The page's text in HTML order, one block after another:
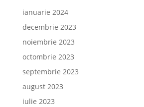
ianuarie 2024
decembrie 2023
noiembrie 2023
octombrie 2023
septembrie 2023
august 2023
iulie 2023